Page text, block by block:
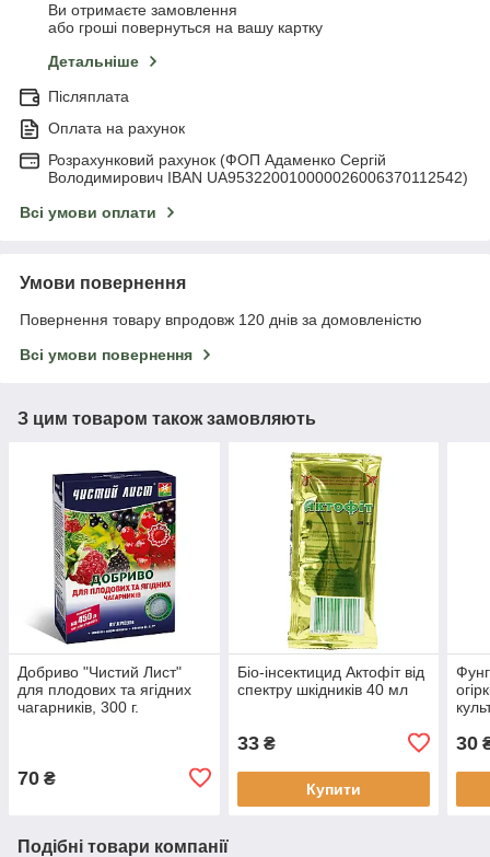
Ви отримаєте замовлення
або гроші повернуться на вашу картку
Детальніше
Післяплата
Оплата на рахунок
Розрахунковий рахунок (ФОП Адаменко Сергій
Володимирович IBAN UA953220010000026006370112542)
Всі умови оплати
Умови повернення
Повернення товару впродовж 120 днів за домовленістю
Всі умови повернення
З цим товаром також замовляють
Добриво "Чистий Лист"
для плодових та ягідних
чагарників, 300 г.
70 ₴
Біо-інсектицид Актофіт від
спектру шкідників 40 мл
33₴
Купити
30
Подібні товари компанії